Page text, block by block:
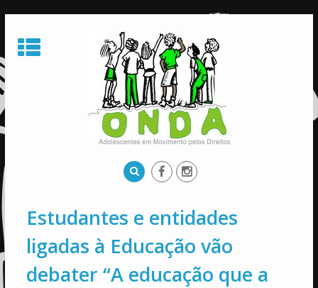
to
content
Estudantes e entidades
ligadas à Educação vão
debater “A educação que a